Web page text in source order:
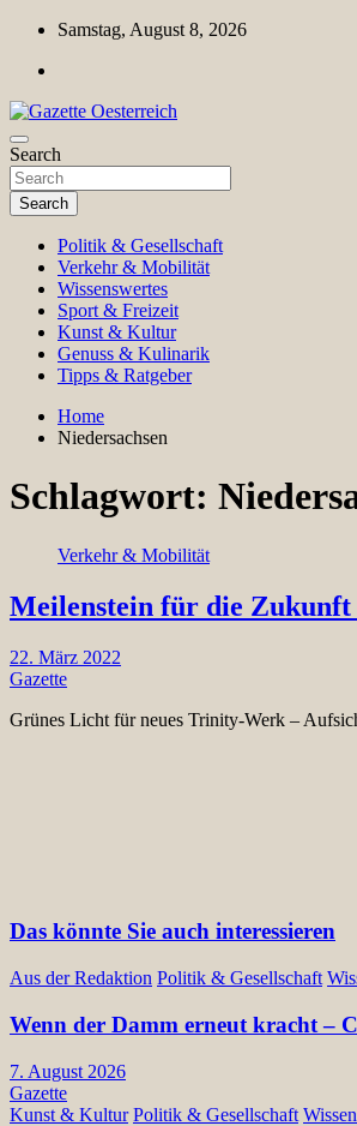
Skip
content
Samstag, August 8, 2026
Gazette Oesterreich
Magazin für Freizeit, Politik, Kultur &
Search
Search
Politik & Gesellschaft
Verkehr & Mobilität
Wissenswertes
Sport & Freizeit
Kunst & Kultur
Genuss & Kulinarik
Tipps & Ratgeber
Home
Niedersachsen
Schlagwort:
Verkehr & Mobilität
Meilenstein für die Zukunft
22. März 2022
Gazette
Grünes Licht für neues Trinity-Werk –
Das könnte Sie auch interessieren
Aus der Redaktion Politik & Gesellschaft
Wenn der Damm erneut kracht –
7. August 2026
Gazette
Kunst & Kultur Politik & Gesellschaft